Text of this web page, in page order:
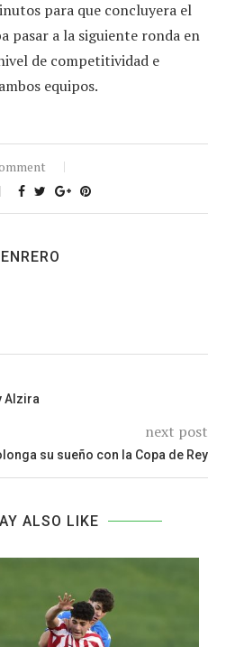
para que concluyera el
pasar a la siguiente ronda en
de competitividad e
equipos.
Alzira
next post
su sueño con la Copa de Rey
ALSO LIKE